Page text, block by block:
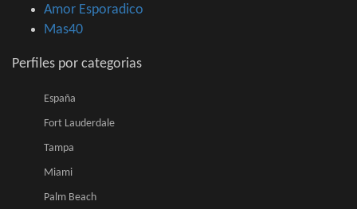
Amor Esporadico
Mas40
Perfiles por categorias
España
Fort Lauderdale
Tampa
Miami
Palm Beach